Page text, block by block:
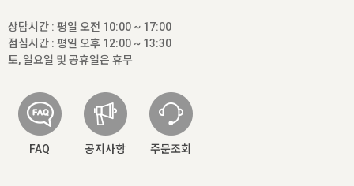
상담시간 : 평일 오전 10:00 ~ 17:00
점심시간 : 평일 오후 12:00 ~ 13:30
토, 일요일 및 공휴일은 휴무
FAQ 공지사항 주문조회